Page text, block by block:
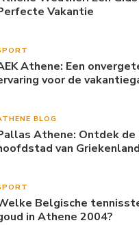
Vakantie
Athene: Een
voor de
BLOG
Athene: Ontdek de
van Griekenland
Belgische
in Athene 2004?